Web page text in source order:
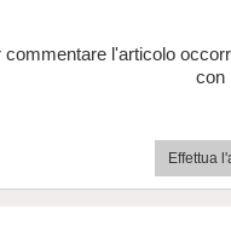
commentare l'articolo
con
Effettua